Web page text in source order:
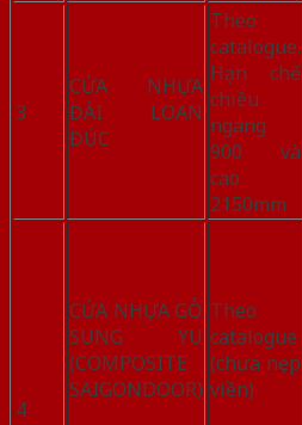
3
CỬA NHỰA
ĐÀI LOAN
ĐÚC
Theo
catalogue.
Hạn chế
chiều
ngang
900 và
cao
2150mm
4
CỬA NHỰA GỖ
SUNG YU
(COMPOSITE
SAIGONDOOR)
Theo
catalogue
(chưa nẹp
viền)